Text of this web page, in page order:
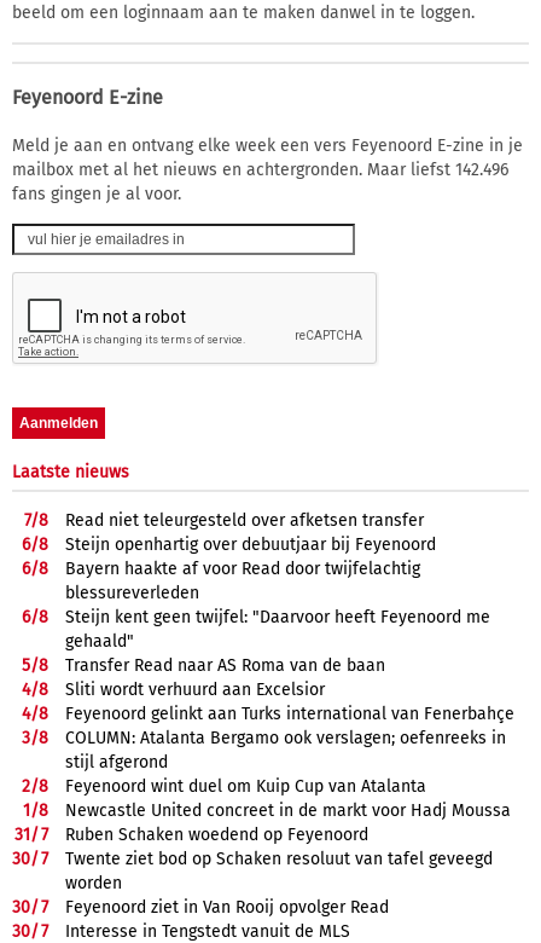
beeld om een loginnaam aan te maken danwel in te loggen.
Feyenoord E-zine
Meld je aan en ontvang elke week een vers Feyenoord E-zine in je
mailbox met al het nieuws en achtergronden. Maar liefst 142.496
fans gingen je al voor.
Laatste nieuws
7/8
Read niet teleurgesteld over afketsen transfer
6/8
Steijn openhartig over debuutjaar bij Feyenoord
6/8
Bayern haakte af voor Read door twijfelachtig
blessureverleden
6/8
Steijn kent geen twijfel: "Daarvoor heeft Feyenoord me
gehaald"
5/8
Transfer Read naar AS Roma van de baan
4/8
Sliti wordt verhuurd aan Excelsior
4/8
Feyenoord gelinkt aan Turks international van Fenerbahçe
3/8
COLUMN: Atalanta Bergamo ook verslagen; oefenreeks in
stijl afgerond
2/8
Feyenoord wint duel om Kuip Cup van Atalanta
1/8
Newcastle United concreet in de markt voor Hadj Moussa
31/7
Ruben Schaken woedend op Feyenoord
30/7
Twente ziet bod op Schaken resoluut van tafel geveegd
worden
30/7
Feyenoord ziet in Van Rooij opvolger Read
30/7
Interesse in Tengstedt vanuit de MLS